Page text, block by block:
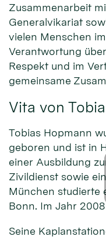
Zusammenarbeit
Generalvikariat
vielen Menschen
Verantwortung
Respekt und im
gemeinsame
Vita von
Tobias Hopmann
geboren und ist in
einer Ausbildung
Zivildienst sowie
München studierte
Bonn. Im Jahr
Seine